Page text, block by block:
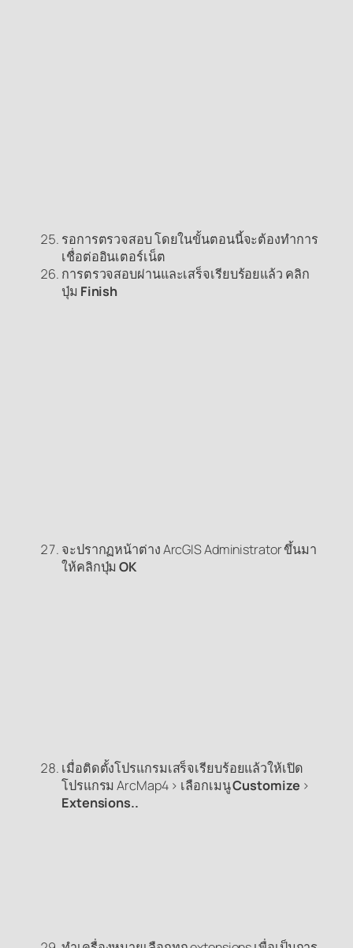
รอการตรวจสอบ โดยในขั้นตอนนี้จะต้องทำการ
เชื่อต่ออินเตอร์เน็ต
การตรวจสอบผ่านและเสร็จเรียบร้อยแล้ว คลิก
ปุ่ม Finish
จะปรากฏหน้าต่าง ArcGIS Administrator ขึ้นมา
ให้คลิกปุ่มOK
เมื่อติดตั้งโปรแกรมเสร็จเรียบร้อยแล้วให้เปิด
โปรแกรม ArcMap4 > เลือกเมนูCustomize >
Extensions..